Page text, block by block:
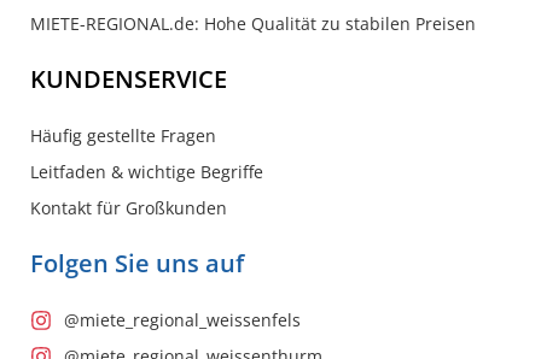
MIETE-REGIONAL.de: Hohe Qualität zu stabilen Preisen
KUNDENSERVICE
Häufig gestellte Fragen
Leitfaden & wichtige Begriffe
Kontakt für Großkunden
Folgen Sie uns auf
@miete_regional_weissenfels